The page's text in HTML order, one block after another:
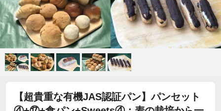
【超貴重な有機JAS認証パン】パンセット